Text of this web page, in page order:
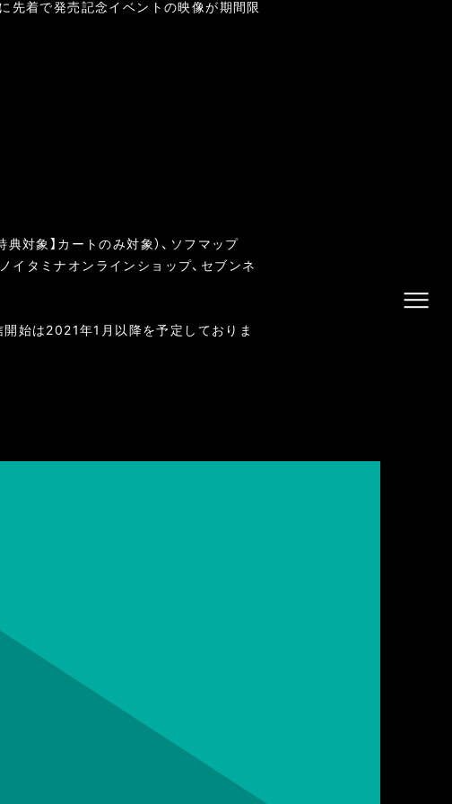
先着で発売記念イベントの映像が期間限
対象】カートのみ対象）、ソフマップ
イタミナオンラインショップ、セブンネ
始は2021年1月以降を予定しておりま